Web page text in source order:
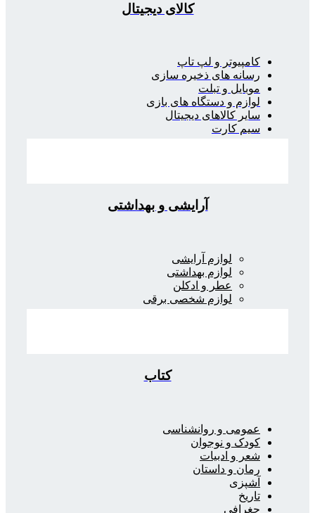
کالای دیجیتال
کامپیوتر و لپ تاپ
رسانه های ذخیره سازی
موبایل و تبلت
لوازم و دستگاه های بازی
سایر کالاهای دیجیتال
سیم کارت
آرایشی و بهداشتی
لوازم آرایشی
لوازم بهداشتی
عطر و ادکلن
لوازم شخصی برقی
کتاب
عمومی و روانشناسی
کودک و نوجوان
شعر و ادبیات
رمان و داستان
آشپزی
تاریخ
جغرافی